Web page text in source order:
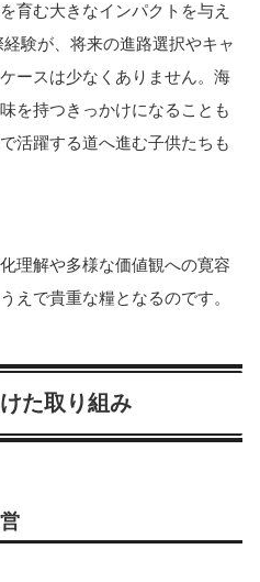
育む大きなインパクトを与え
験が、将来の進路選択やキャ
ースは少なくありません。海
を持つきっかけになることも
活躍する道へ進む子供たちも
理解や多様な価値観への寛容
えで貴重な糧となるのです。
た取り組み